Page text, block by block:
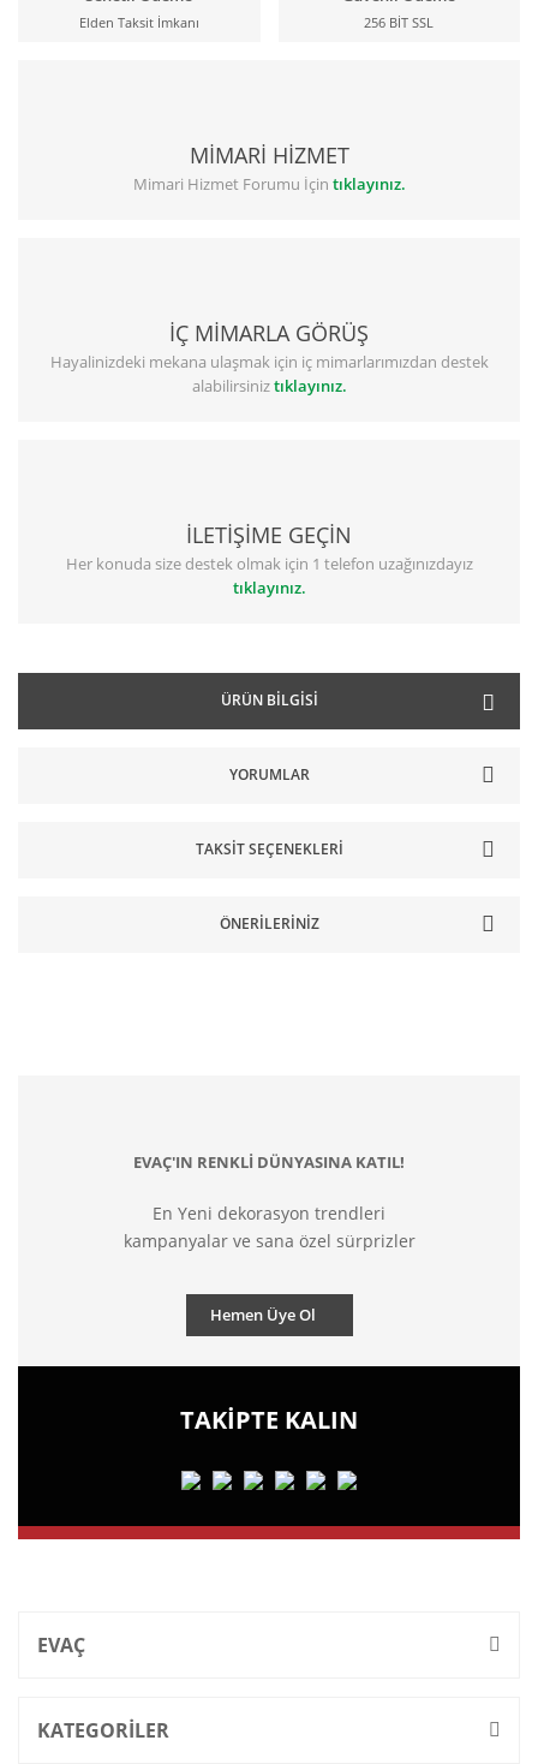
Elden Taksit İmkanı 256 BİT SSL
MİMARİ HİZMET
Mimari Hizmet Forumu İçin tıklayınız.
İÇ MİMARLA GÖRÜŞ
Hayalinizdeki mekana ulaşmak için iç mimarlarımızdan destek
alabilirsiniztıklayınız.
İLETİŞİME GEÇİN
Her konuda size destek olmak için 1 telefon uzağınızdayız
tıklayınız.
ÜRÜN BILGISI
YORUMLAR
TAKSIT SEÇENEKLERI
ÖNERILERINIZ
EVAÇ'IN RENKLİ DÜNYASINA KATIL!
En Yeni dekorasyon trendleri
kampanyalar ve sana özel sürprizler
Hemen Üye Ol
TAKİPTE KALIN
EVAÇ
KATEGORİLER